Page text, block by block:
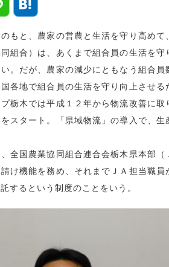
もと、農家の営農と生活を守り高めて
組合）は、あくまで組合員の生活を
。だが、農家の減少にともなう組合
各地で組合員の生活を守り向上させ
栃木では平成１２年から物流改善に
スタート。「県域物流」の導入で、
全国農業協同組合連合会栃木県本部（
け機能を務め、それまでＪＡ担当職
するという制度のことをいう。